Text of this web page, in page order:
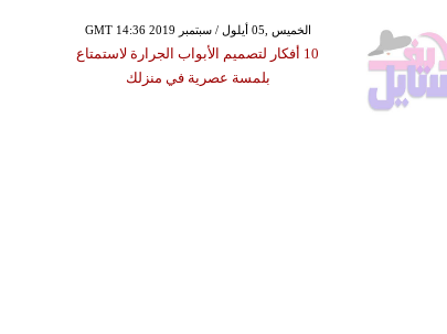
GMT 14:36 2019 الخميس ,05 أيلول / سبتمبر
10 أفكار لتصميم الأبواب الجرارة لاستمتاع
بلمسة عصرية في منزلك